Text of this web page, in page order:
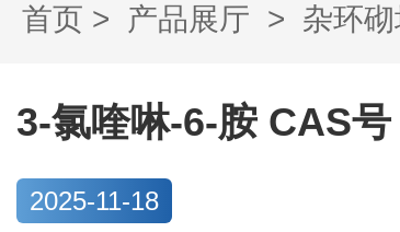
首页 > 产品展厅 > 杂环
啉-6-胺 CAS号：103028...
3-氯喹啉-6-胺 CAS
2025-11-18